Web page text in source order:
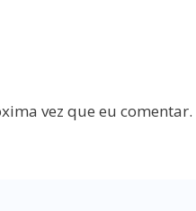
vez que eu comentar.